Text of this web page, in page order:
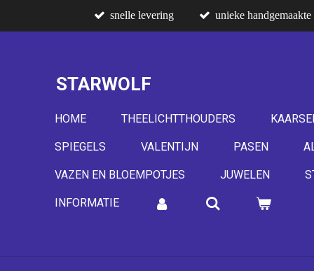
direct
hoofdinhoud
snelle levering unieke
STARWOLF
HOME THEELICHTTHOUDERS
SPIEGELS VALENTIJN PASEN
VAZEN EN BLOEMPOTJES JUWELEN
INFORMATIE